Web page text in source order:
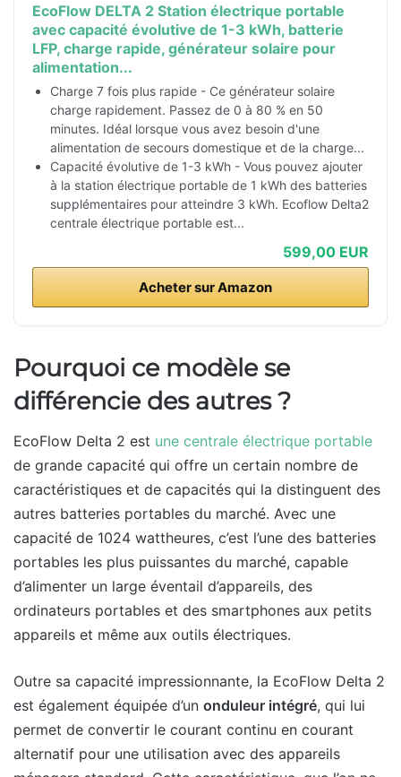
EcoFlow DELTA 2 Station électrique portable
avec capacité évolutive de 1-3 kWh, batterie
LFP, charge rapide, générateur solaire pour
alimentation...
Charge 7 fois plus rapide - Ce générateur solaire
charge rapidement. Passez de 0 à 80 % en 50
minutes. Idéal lorsque vous avez besoin d'une
alimentation de secours domestique et de la charge...
Capacité évolutive de 1-3 kWh - Vous pouvez ajouter
à la station électrique portable de 1 kWh des batteries
supplémentaires pour atteindre 3 kWh. Ecoflow Delta2
centrale électrique portable est...
599,00 EUR
Acheter sur Amazon
Pourquoi ce modèle se
différencie des autres ?
EcoFlow Delta 2 est une centrale électrique portable
de grande capacité qui offre un certain nombre de
caractéristiques et de capacités qui la distinguent des
autres batteries portables du marché. Avec une
capacité de 1024 wattheures, c’est l’une des batteries
portables les plus puissantes du marché, capable
d’alimenter un large éventail d’appareils, des
ordinateurs portables et des smartphones aux petits
appareils et même aux outils électriques.
Outre sa capacité impressionnante, la EcoFlow Delta 2
est également équipée d’un onduleur intégré, qui lui
permet de convertir le courant continu en courant
alternatif pour une utilisation avec des appareils